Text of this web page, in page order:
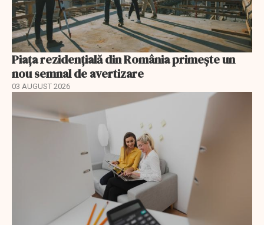
Piața rezidențială din România primește un
nou semnal de avertizare
03 AUGUST 2026